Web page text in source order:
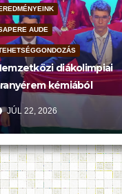
EREDMÉNYEINK
AUDE
diákolimpiai
kémiából
JÚL 22, 2026